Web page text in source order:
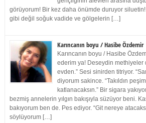
görüyorum! Bir kez daha önümde duruyor
gibi değil soğuk vadide ve gölgelerin […]
Karıncanın boyu / Hasibe Özdemir
Karıncanın boyu / Hasibe
ederim ya! Deseydin methiyeler
evden.” Sesi sinirden titriyor.
diyorum sakince. “Takıldın
katlanacaksın.” Bir sigara
bezmiş annelerin yılgın bakışıyla süzüyor beni.
bakıyorum ben de. Pes ediyor. “Git nereye
söylüyorum […]